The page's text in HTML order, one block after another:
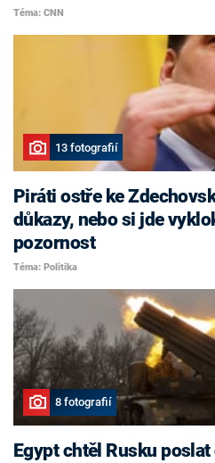
Téma: CNN
13 fotografií
Piráti ostře ke
důkazy, nebo si jde
pozornost
Téma: Politika
8 fotografií
Egypt chtěl Rusku